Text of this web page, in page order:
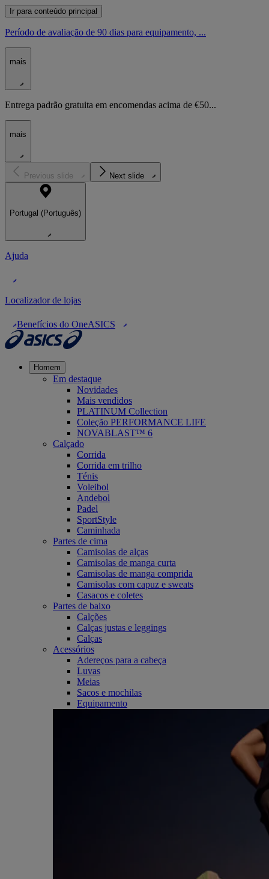
Ir para conteúdo principal
Período de avaliação de 90 dias para equipamento, ...
mais
Entrega padrão gratuita em encomendas acima de €50...
mais
Previous slide Next slide
Portugal (Português)
Ajuda
Localizador de lojas
Benefícios do OneASICS
Homem
Em destaque
Novidades
Mais vendidos
PLATINUM Collection
Coleção PERFORMANCE LIFE
NOVABLAST™ 6
Calçado
Corrida
Corrida em trilho
Ténis
Voleibol
Andebol
Padel
SportStyle
Caminhada
Partes de cima
Camisolas de alças
Camisolas de manga curta
Camisolas de manga comprida
Camisolas com capuz e sweats
Casacos e coletes
Partes de baixo
Calções
Calças justas e leggings
Calças
Acessórios
Adereços para a cabeça
Luvas
Meias
Sacos e mochilas
Equipamento